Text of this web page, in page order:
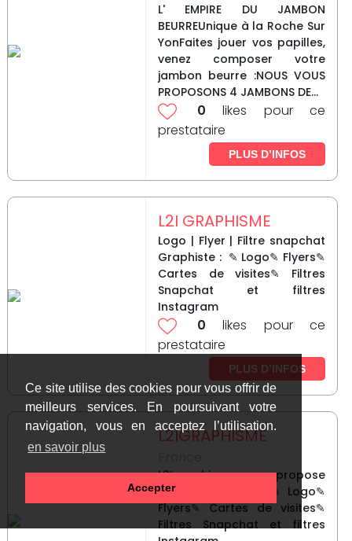
Ce site utilise des cookies pour vous offrir de
meilleurs services. En poursuivant votre
navigation, vous en acceptez l’utilisation.
en savoir plus
Accepter
L' EMPIRE DU JAMBON
BEURREUnique à la Roche Sur
YonFaites jouer vos papilles,
venez composer votre
jambon beurre :NOUS VOUS
PROPOSONS 4 JAMBONS DE...
0 likes pour ce
prestataire
PLUS D’INFOS
L2I GRAPHISME
Logo | Flyer | Filtre snapchat
Graphiste : ✎ Logo✎ Flyers✎
Cartes de visites✎ Filtres
Snapchat et filtres
Instagram
0 likes pour ce
prestataire
PLUS D’INFOS
L2IGRAPHISME
L2Igraphisme vous propose
la confection de: ✎ Logo✎
Flyers✎ Cartes de visites✎
Filtres Snapchat et filtres